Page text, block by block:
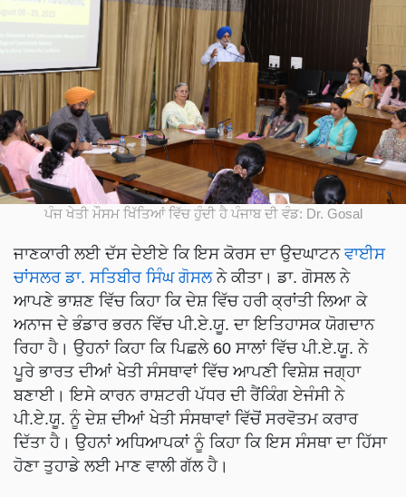
ਪੰਜ ਖੇਤੀ ਮੌਸਮ ਖਿੱਤਿਆਂ ਵਿੱਚ ਹੁੰਦੀ ਹੈ ਪੰਜਾਬ ਦੀ ਵੰਡ: Dr. Gosal
ਜਾਣਕਾਰੀ ਲਈ ਦੱਸ ਦੇਈਏ ਕਿ ਇਸ ਕੋਰਸ ਦਾ ਉਦਘਾਟਨ ਵਾਈਸ
ਚਾਂਸਲਰ ਡਾ. ਸਤਿਬੀਰ ਸਿੰਘ ਗੋਸਲਨੇ ਕੀਤਾ। ਡਾ. ਗੋਸਲ ਨੇ
ਆਪਣੇ ਭਾਸ਼ਣ ਵਿੱਚ ਕਿਹਾ ਕਿ ਦੇਸ਼ ਵਿੱਚ ਹਰੀ ਕ੍ਰਾਂਤੀ ਲਿਆ ਕੇ
ਅਨਾਜ ਦੇ ਭੰਡਾਰ ਭਰਨ ਵਿੱਚ ਪੀ.ਏ.ਯੂ. ਦਾ ਇਤਿਹਾਸਕ ਯੋਗਦਾਨ
ਰਿਹਾ ਹੈ। ਉਹਨਾਂ ਕਿਹਾ ਕਿ ਪਿਛਲੇ 60 ਸਾਲਾਂ ਵਿੱਚ ਪੀ.ਏ.ਯੂ. ਨੇ
ਪੂਰੇ ਭਾਰਤ ਦੀਆਂ ਖੇਤੀ ਸੰਸਥਾਵਾਂ ਵਿੱਚ ਆਪਣੀ ਵਿਸ਼ੇਸ਼ ਜਗ੍ਹਾ
ਬਣਾਈ। ਇਸੇ ਕਾਰਨ ਰਾਸ਼ਟਰੀ ਪੱਧਰ ਦੀ ਰੈਂਕਿੰਗ ਏਜੰਸੀ ਨੇ
ਪੀ.ਏ.ਯੂ. ਨੂੰ ਦੇਸ਼ ਦੀਆਂ ਖੇਤੀ ਸੰਸਥਾਵਾਂ ਵਿੱਚੋਂ ਸਰਵੋਤਮ ਕਰਾਰ
ਦਿੱਤਾ ਹੈ। ਉਹਨਾਂ ਅਧਿਆਪਕਾਂ ਨੂੰ ਕਿਹਾ ਕਿ ਇਸ ਸੰਸਥਾ ਦਾ ਹਿੱਸਾ
ਹੋਣਾ ਤੁਹਾਡੇ ਲਈ ਮਾਣ ਵਾਲੀ ਗੱਲ ਹੈ।